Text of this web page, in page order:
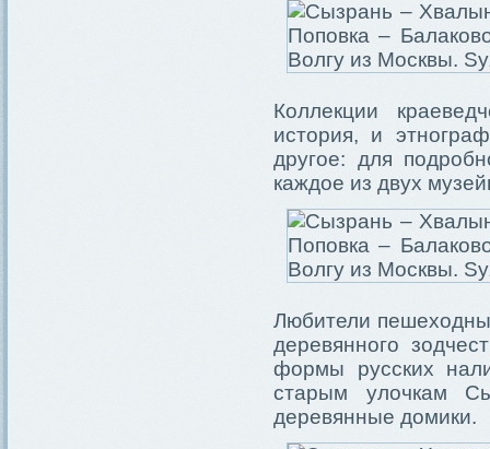
Коллекции
история, и
другое: для
каждое из двух
Любители
деревянного
формы русских
старым улочкам
деревянные домики.